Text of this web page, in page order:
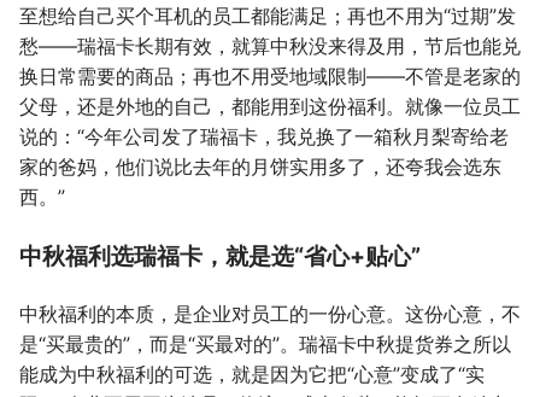
至想给自己买个耳机的员工都能满足；再也不用为“过期”发
愁——瑞福卡长期有效，就算中秋没来得及用，节后也能兑
换日常需要的商品；再也不用受地域限制——不管是老家的
父母，还是外地的自己，都能用到这份福利。就像一位员工
说的：“今年公司发了瑞福卡，我兑换了一箱秋月梨寄给老
家的爸妈，他们说比去年的月饼实用多了，还夸我会选东
西。”
中秋福利选瑞福卡，就是选“省心+贴心”
中秋福利的本质，是企业对员工的一份心意。这份心意，不
是“买最贵的”，而是“买最对的”。瑞福卡中秋提货券之所以
能成为中秋福利的可选，就是因为它把“心意”变成了“实